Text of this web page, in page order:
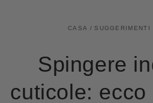
CASA / SUGGERIMENTI
Spingere
cuticole: ecco